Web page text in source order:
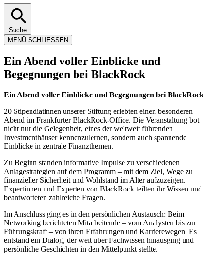
Suche
MENÜ SCHLIESSEN
Ein Abend voller Einblicke und
Begegnungen bei BlackRock
Ein Abend voller Einblicke und Begegnungen bei BlackRock
20 Stipendiatinnen unserer Stiftung erlebten einen besonderen
Abend im Frankfurter BlackRock-Office. Die Veranstaltung bot
nicht nur die Gelegenheit, eines der weltweit führenden
Investmenthäuser kennenzulernen, sondern auch spannende
Einblicke in zentrale Finanzthemen.
Zu Beginn standen informative Impulse zu verschiedenen
Anlagestrategien auf dem Programm – mit dem Ziel, Wege zu
finanzieller Sicherheit und Wohlstand im Alter aufzuzeigen.
Expertinnen und Experten von BlackRock teilten ihr Wissen und
beantworteten zahlreiche Fragen.
Im Anschluss ging es in den persönlichen Austausch: Beim
Networking berichteten Mitarbeitende – vom Analysten bis zur
Führungskraft – von ihren Erfahrungen und Karrierewegen. Es
entstand ein Dialog, der weit über Fachwissen hinausging und
persönliche Geschichten in den Mittelpunkt stellte.